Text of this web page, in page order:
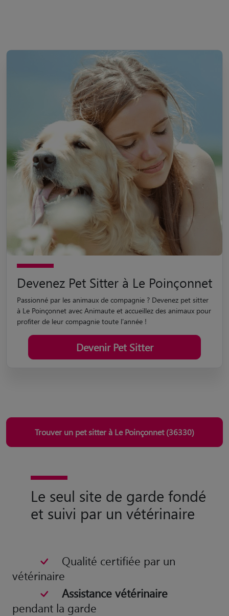
Devenez Pet Sitter à Le Poinçonnet
Passionné par les animaux de compagnie ? Devenez pet sitter
à Le Poinçonnet avec Animaute et accueillez des animaux pour
profiter de leur compagnie toute l'année !
Devenir Pet Sitter
Trouver un pet sitter à Le Poinçonnet (36330)
Le seul site de garde fondé
et suivi par un vétérinaire
Qualité certifiée par un
vétérinaire
Assistance vétérinaire
pendant la garde